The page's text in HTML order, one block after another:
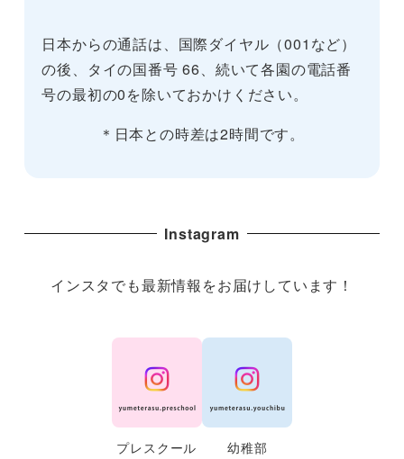
日本からの通話は、国際ダイヤル（001など）
の後、タイの国番号 66、続いて各園の電話番
号の最初の0を除いておかけください。
＊日本との時差は2時間です。
Instagram
インスタでも最新情報をお届けしています！
プレスクール
幼稚部